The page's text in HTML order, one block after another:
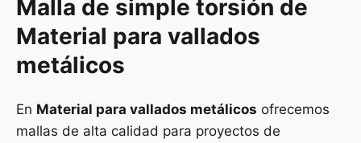
Malla de simple torsión de
Material para vallados
metálicos
En Material para vallados metálicos ofrecemos
mallas de alta calidad para proyectos de